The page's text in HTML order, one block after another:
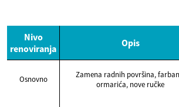
Nivo
renoviranja
Opis
Osnovno
Zamena radnih površina,
ormarića, nove ručke